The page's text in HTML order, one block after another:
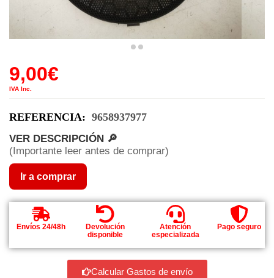
9,00€
IVA Inc.
REFERENCIA: 9658937977
VER DESCRIPCIÓN 🔎
(Importante leer antes de comprar)
Ir a comprar
Envíos 24/48h
Devolución
disponible
Atención
especializada
Pago seguro
Calcular Gastos de envío